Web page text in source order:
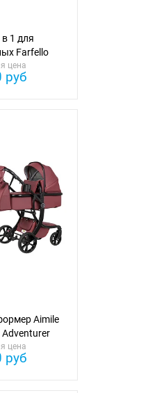
1 для
Farfello
цена
руб
Aimile
цена
руб